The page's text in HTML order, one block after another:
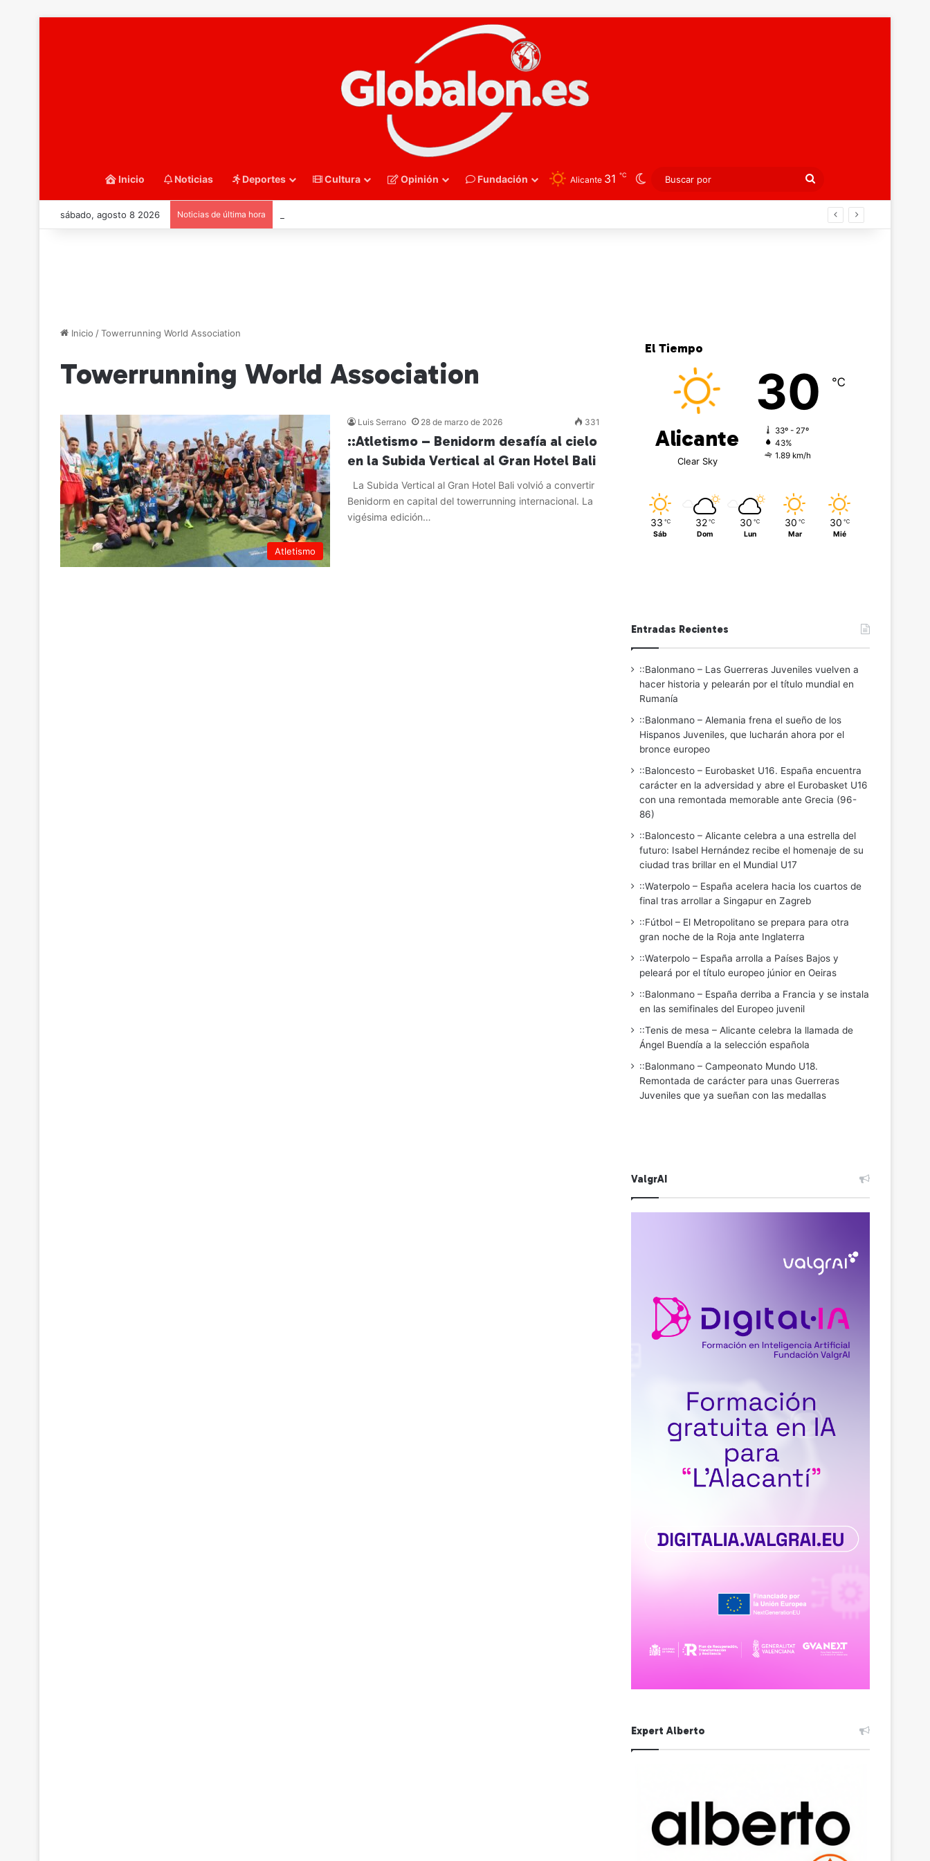
Inicio Noticias Deportes Cultura Opinión Fundación Alicante 31 ℃ Switch skin
por
sábado, agosto 8 2026 Noticias de última hora
Inicio /Towerrunning World Association
Towerrunning World Association
Atletismo
Luis Serrano 28 de marzo de 2026 331
::Atletismo – Benidorm desafía al cielo
en la Subida Vertical al Gran Hotel Bali
La Subida Vertical al Gran Hotel Bali volvió a convertir
Benidorm en capital del towerrunning internacional. La
vigésima edición…
El Tiempo
Alicante
Clear Sky
30 ℃
33º - 27º
43%
1.89 km/h
33 ℃
Sáb
32 ℃
Dom
30 ℃
Lun
30 ℃
Mar
30 ℃
Mié
Entradas Recientes
::Balonmano – Las Guerreras Juveniles vuelven a
hacer historia y pelearán por el título mundial en
Rumanía
::Balonmano – Alemania frena el sueño de los
Hispanos Juveniles, que lucharán ahora por el
bronce europeo
::Baloncesto – Eurobasket U16. España encuentra
carácter en la adversidad y abre el Eurobasket U16
con una remontada memorable ante Grecia (96-
86)
::Baloncesto – Alicante celebra a una estrella del
futuro: Isabel Hernández recibe el homenaje de su
ciudad tras brillar en el Mundial U17
::Waterpolo – España acelera hacia los cuartos de
final tras arrollar a Singapur en Zagreb
::Fútbol – El Metropolitano se prepara para otra
gran noche de la Roja ante Inglaterra
::Waterpolo – España arrolla a Países Bajos y
peleará por el título europeo júnior en Oeiras
::Balonmano – España derriba a Francia y se instala
en las semifinales del Europeo juvenil
::Tenis de mesa – Alicante celebra la llamada de
Ángel Buendía a la selección española
::Balonmano – Campeonato Mundo U18.
Remontada de carácter para unas Guerreras
Juveniles que ya sueñan con las medallas
ValgrAI
Expert Alberto